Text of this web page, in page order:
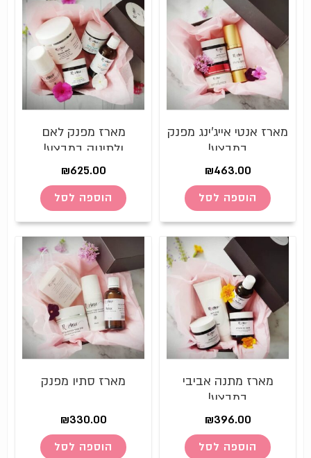
מארז אנטי אייג'ינג מפנק
במבצע!
₪463.00
הוספה לסל
מארז מפנק לאם
ולתינוק במבצע!
₪625.00
הוספה לסל
מארז מתנה אביבי
במבצע!
₪396.00
הוספה לסל
מארז סתיו מפנק
₪330.00
הוספה לסל